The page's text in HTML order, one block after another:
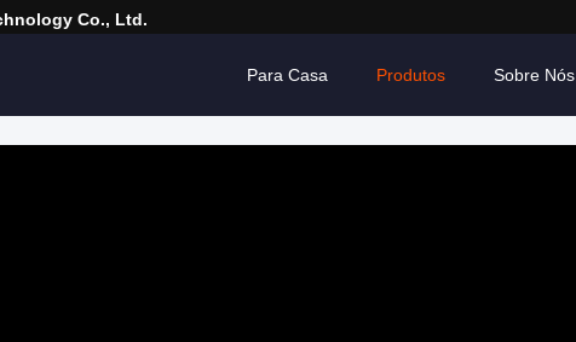
Co., Ltd.
Para Casa Produtos Sobre Nós